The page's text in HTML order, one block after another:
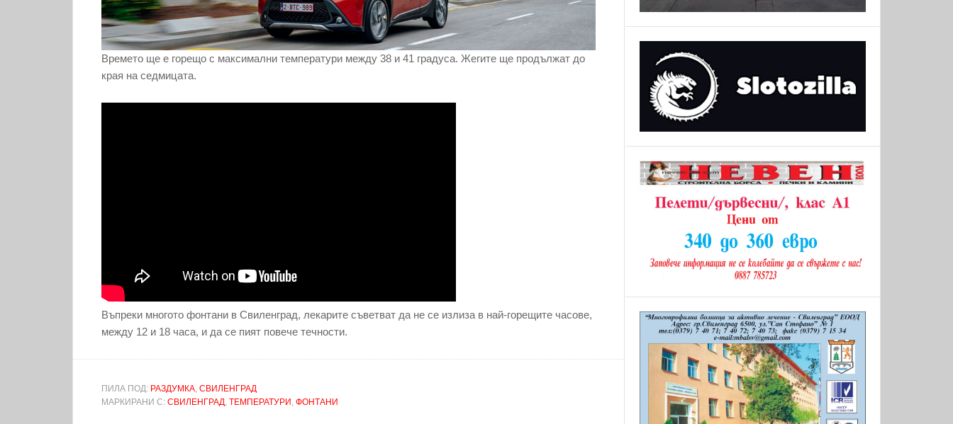
Времето ще е горещо с максимални температури между 38 и 41 градуса. Жегите ще продължат до
края на седмицата.
Въпреки многото фонтани в Свиленград, лекарите съветват да не се излиза в най-горещите часове,
между 12 и 18 часа, и да се пият повече течности.
ПИЛА ПОД: РАЗДУМКА, СВИЛЕНГРАД
МАРКИРАНИ С: СВИЛЕНГРАД, ТЕМПЕРАТУРИ , ФОНТАНИ